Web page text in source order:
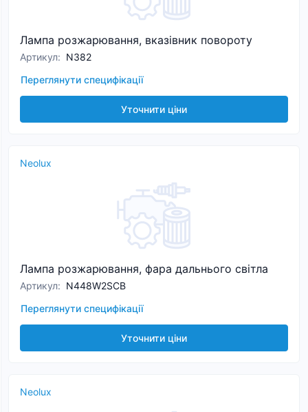
Лампа розжарювання, вказівник повороту
Артикул: N382
Переглянути специфікації
Уточнити ціни
Neolux
Лампа розжарювання, фара дальнього світла
Артикул: N448W2SCB
Переглянути специфікації
Уточнити ціни
Neolux